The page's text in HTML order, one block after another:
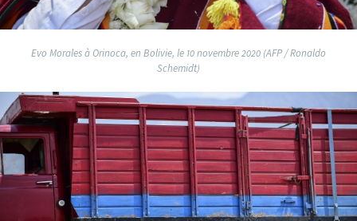
Evo Morales à Orinoca, en Bolivie, le 10 novembre 2020 (AFP / Ronaldo
Schemidt)